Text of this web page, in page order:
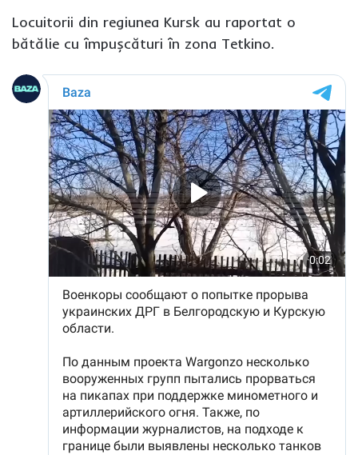
Locuitorii din regiunea Kursk au raportat o
bătălie cu împușcături în zona Tetkino.